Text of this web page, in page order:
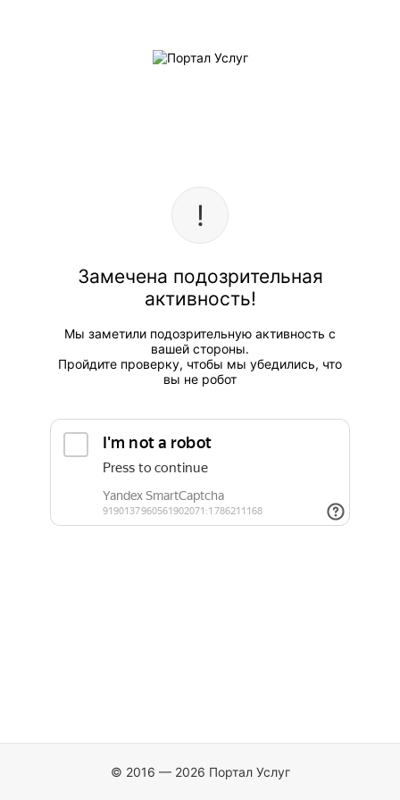
Замечена подозрительная
активность!
Мы заметили подозрительную активность с
вашей стороны.
Пройдите проверку, чтобы мы убедились, что
вы не робот
© 2016 — 2026 Портал Услуг